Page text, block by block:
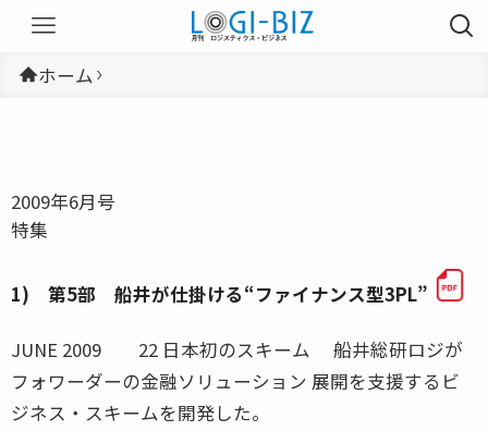
ホーム
2009年6月号
特集
1) 第5部 船井が仕掛ける“ファイナンス型3PL”
JUNE 2009 22 日本初のスキーム 船井総研ロジが
フォワーダーの金融ソリューション 展開を支援するビ
ジネス・スキームを開発した。